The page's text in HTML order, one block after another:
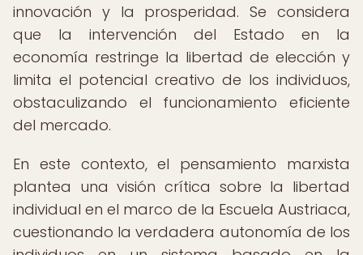
innovación y la prosperidad. Se considera
que la intervención del Estado en la
economía restringe la libertad de elección y
limita el potencial creativo de los individuos,
obstaculizando el funcionamiento eficiente
del mercado.
En este contexto, el pensamiento marxista
plantea una visión crítica sobre la libertad
individual en el marco de la Escuela Austriaca,
cuestionando la verdadera autonomía de los